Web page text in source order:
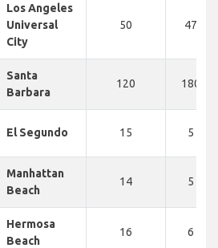
Los Angeles
Universal
City
50 47 KM
Santa
Barbara
120 180 KM
El Segundo 15 5 KM
Manhattan
Beach
14 5 KM
Hermosa
Beach
16 6 KM